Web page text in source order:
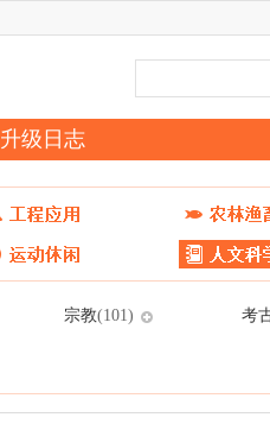
升级日志
宗教(101) 考